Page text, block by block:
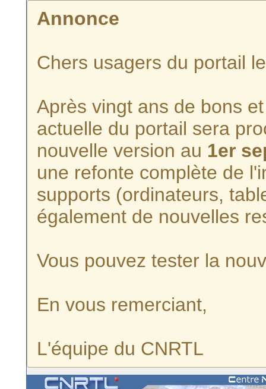
Annonce
Chers usagers du portail
Après vingt ans de bons
actuelle du portail sera
nouvelle version au 1er
une refonte complète de
supports (ordinateurs,
également de nouvelles
Vous pouvez tester la
En vous remerciant,
L'équipe du CNRTL